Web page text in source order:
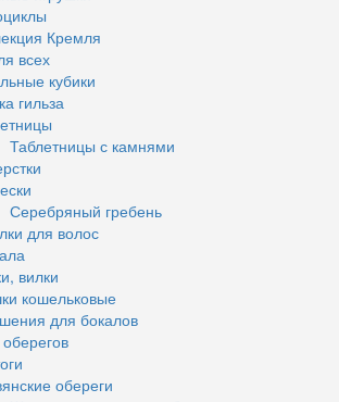
Кремля
всех
кубики
гильза
Таблетницы с камнями
Серебряный гребень
для волос
вилки
кошельковые
для бокалов
обереги